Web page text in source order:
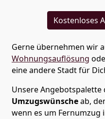
Kostenloses
Gerne übernehmen wir
Wohnungsauflösung
eine andere Stadt für
Unsere Angebotspalette
Umzugswünscheab,
wenn es um Fernumzug